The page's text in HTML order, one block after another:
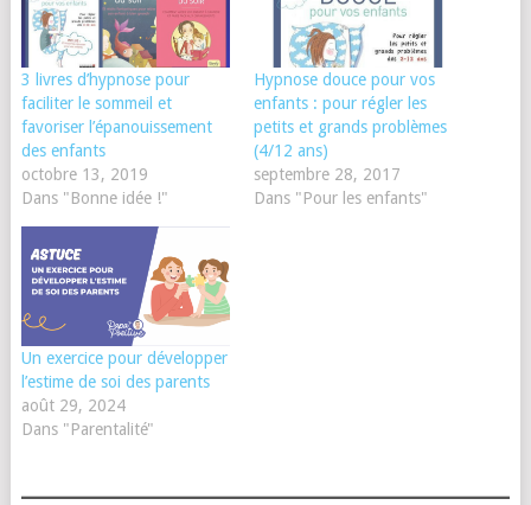
3 livres d’hypnose pour
faciliter le sommeil et
favoriser l’épanouissement
des enfants
octobre 13, 2019
Dans "Bonne idée !"
Hypnose douce pour vos
enfants : pour régler les
petits et grands problèmes
(4/12 ans)
septembre 28, 2017
Dans "Pour les enfants"
Un exercice pour développer
l’estime de soi des parents
août 29, 2024
Dans "Parentalité"